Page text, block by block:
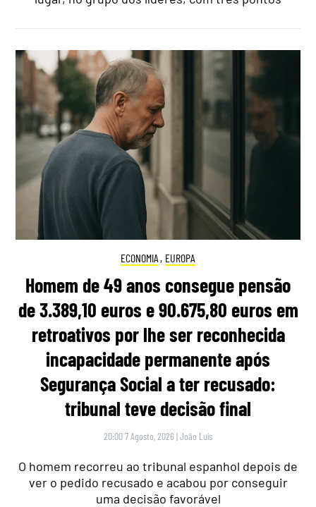
ECONOMIA , EUROPA
Homem de 49 anos consegue pensão
de 3.389,10 euros e 90.675,80 euros em
retroativos por lhe ser reconhecida
incapacidade permanente após
Segurança Social a ter recusado:
tribunal teve decisão final
20:00 7 Agosto, 2026 |João Luís
O homem recorreu ao tribunal espanhol depois de
ver o pedido recusado e acabou por conseguir
uma decisão favorável